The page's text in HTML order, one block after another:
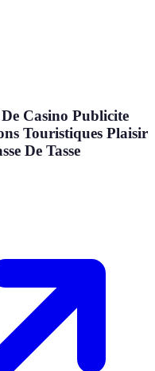
Casino Publicite
Touristiques Plaisir
De Tasse